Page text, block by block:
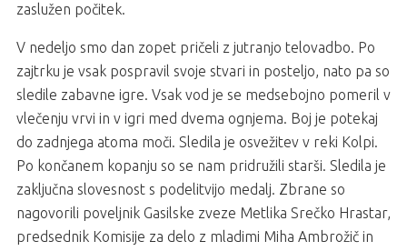
zaslužen počitek.
V nedeljo smo dan zopet pričeli z jutranjo telovadbo. Po
zajtrku je vsak pospravil svoje stvari in posteljo, nato pa so
sledile zabavne igre. Vsak vod je se medsebojno pomeril v
vlečenju vrvi in v igri med dvema ognjema. Boj je potekaj
do zadnjega atoma moči. Sledila je osvežitev v reki Kolpi.
Po končanem kopanju so se nam pridružili starši. Sledila je
zaključna slovesnost s podelitvijo medalj. Zbrane so
nagovorili poveljnik Gasilske zveze Metlika Srečko Hrastar,
predsednik Komisije za delo z mladimi Miha Ambrožič in